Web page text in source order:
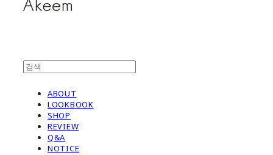
ABOUT
LOOKBOOK
SHOP
REVIEW
Q&A
NOTICE